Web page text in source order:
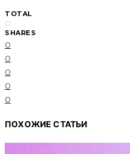
TOTAL
0
SHARES
0
0
0
0
0
ПОХОЖИЕ СТАТЬИ